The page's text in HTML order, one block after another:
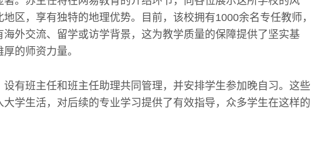
区，享有独特的地理优势。目前，该校拥有1000余名专任教师，
外交流、留学或访学背景，这为教学质量的保障提供了坚实基
的师资力量。
有班主任和班主任助理共同管理，并安排学生参加晚自习。这些
学生活，对后续的专业学习提供了有效指导，众多学生在这样的